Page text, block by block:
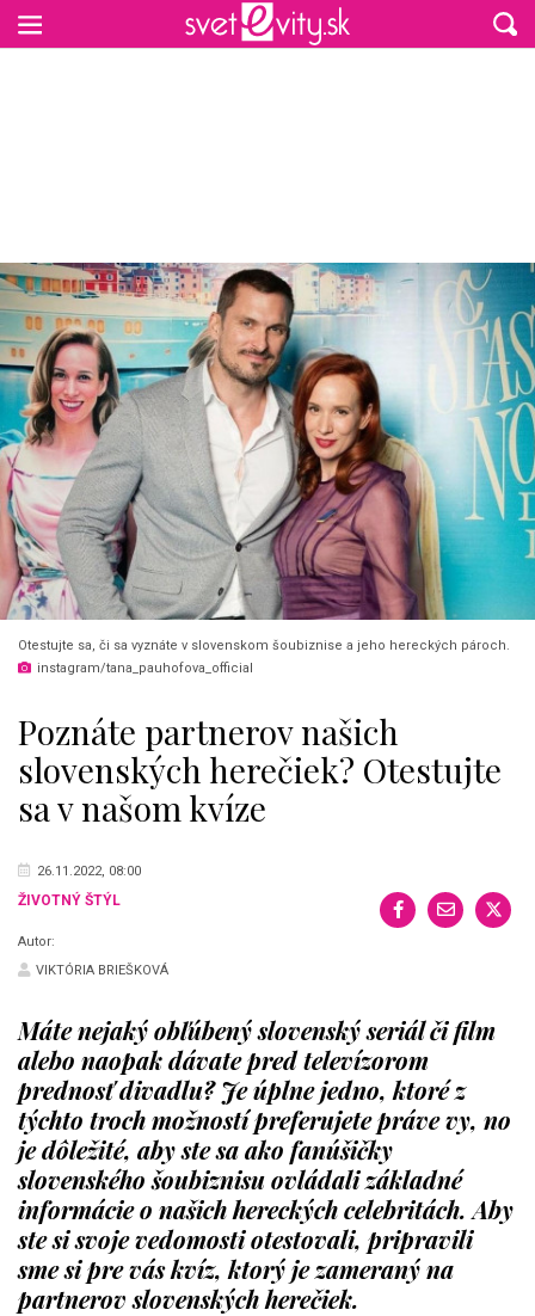
Otestujte sa, či sa vyznáte v slovenskom šoubiznise a jeho hereckých pároch.
instagram/tana_pauhofova_official
Poznáte partnerov našich
slovenských herečiek? Otestujte
sa v našom kvíze
26.11.2022, 08:00
ŽIVOTNÝ ŠTÝL
Autor:
VIKTÓRIA BRIEŠKOVÁ
Máte nejaký obľúbený slovenský seriál či film
alebo naopak dávate pred televízorom
prednosť divadlu? Je úplne jedno, ktoré z
týchto troch možností preferujete práve vy, no
je dôležité, aby ste sa ako fanúšičky
slovenského šoubiznisu ovládali základné
informácie o našich hereckých celebritách. Aby
ste si svoje vedomosti otestovali, pripravili
sme si pre vás kvíz, ktorý je zameraný na
partnerov slovenských herečiek.